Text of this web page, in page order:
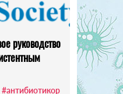
руководство
#антибиотикор